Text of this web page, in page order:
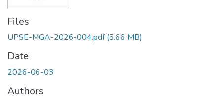
Files
UPSE-MGA-2026-004.pdf(5.66 MB)
Date
2026-06-03
Authors